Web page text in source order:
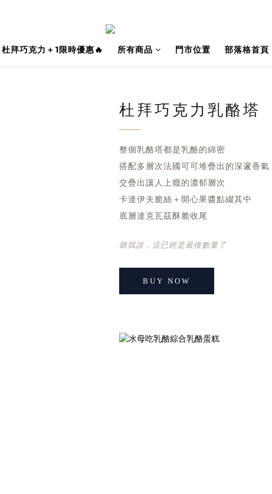
杜拜巧克力＋1限時優惠🔥 所有商品 門市位置 部落格首頁
杜拜巧克力乳酪塔
整個乳酪塔都是乳酪的綿密
搭配多層次法國可可堆疊出的深邃香氣
交疊出讓人上癮的濃郁層次
卡達伊夫脆絲＋開心果醬點綴其中
底層達克瓦茲酥脆收尾
聽我說，這已經是最後數量了
BUY NOW